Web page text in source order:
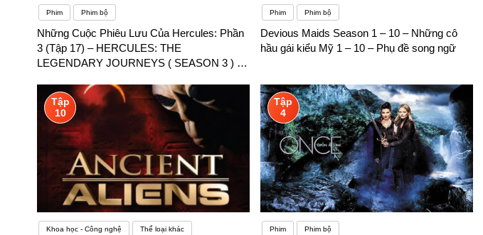
Phim Phim bộ
Những Cuộc Phiêu Lưu Của Hercules: Phần
3 (Tập 17) – HERCULES: THE
LEGENDARY JOURNEYS ( SEASON 3 ) –
Phim Phim bộ
Devious Maids Season 1 – 10 – Những cô
hầu gái kiểu Mỹ 1 – 10 – Phụ đề song ngữ
Tập
10
Khoa học - Công nghệ Thể loại khác
Tập
4
Phim Phim bộ